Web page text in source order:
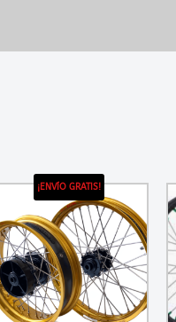
¡ENVÍO GRATIS!